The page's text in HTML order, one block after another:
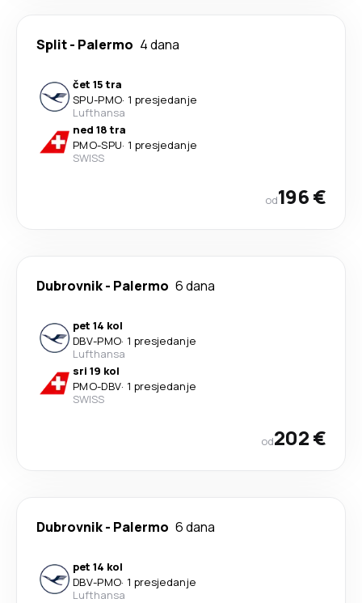
Split- Palermo 4 dana
čet 15 tra
SPU-PMO· 1 presjedanje
Lufthansa
ned 18 tra
PMO-SPU· 1 presjedanje
SWISS
od196 €
Dubrovnik- Palermo 6 dana
pet 14 kol
DBV-PMO· 1 presjedanje
Lufthansa
sri 19 kol
PMO-DBV· 1 presjedanje
SWISS
od202 €
Dubrovnik- Palermo 6 dana
pet 14 kol
DBV-PMO· 1 presjedanje
Lufthansa